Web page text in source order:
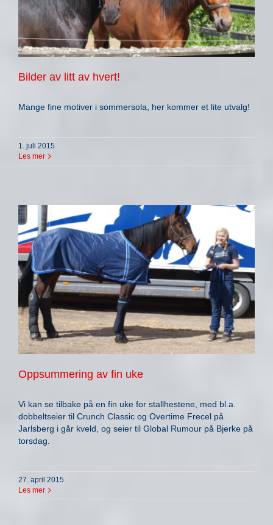
Bilder av litt av hvert!
Mange fine motiver i sommersola, her kommer et lite utvalg!
1. juli 2015
Les mer
Oppsummering av fin uke
Vi kan se tilbake på en fin uke for stallhestene, med bl.a.
dobbeltseier til Crunch Classic og Overtime Frecel på
Jarlsberg i går kveld, og seier til Global Rumour på Bjerke på
torsdag.
27. april 2015
Les mer